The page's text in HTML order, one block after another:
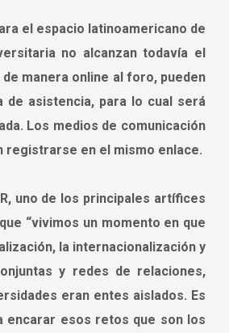
el espacio latinoamericano de
no alcanzan todavía el
manera online al foro, pueden
de asistencia, para lo cual será
Los medios de comunicación
registrarse en el mismo enlace.
uno de los principales artífices
“vivimos un momento en que
la internacionalización y
y redes de relaciones,
eran entes aislados. Es
encarar esos retos que son los